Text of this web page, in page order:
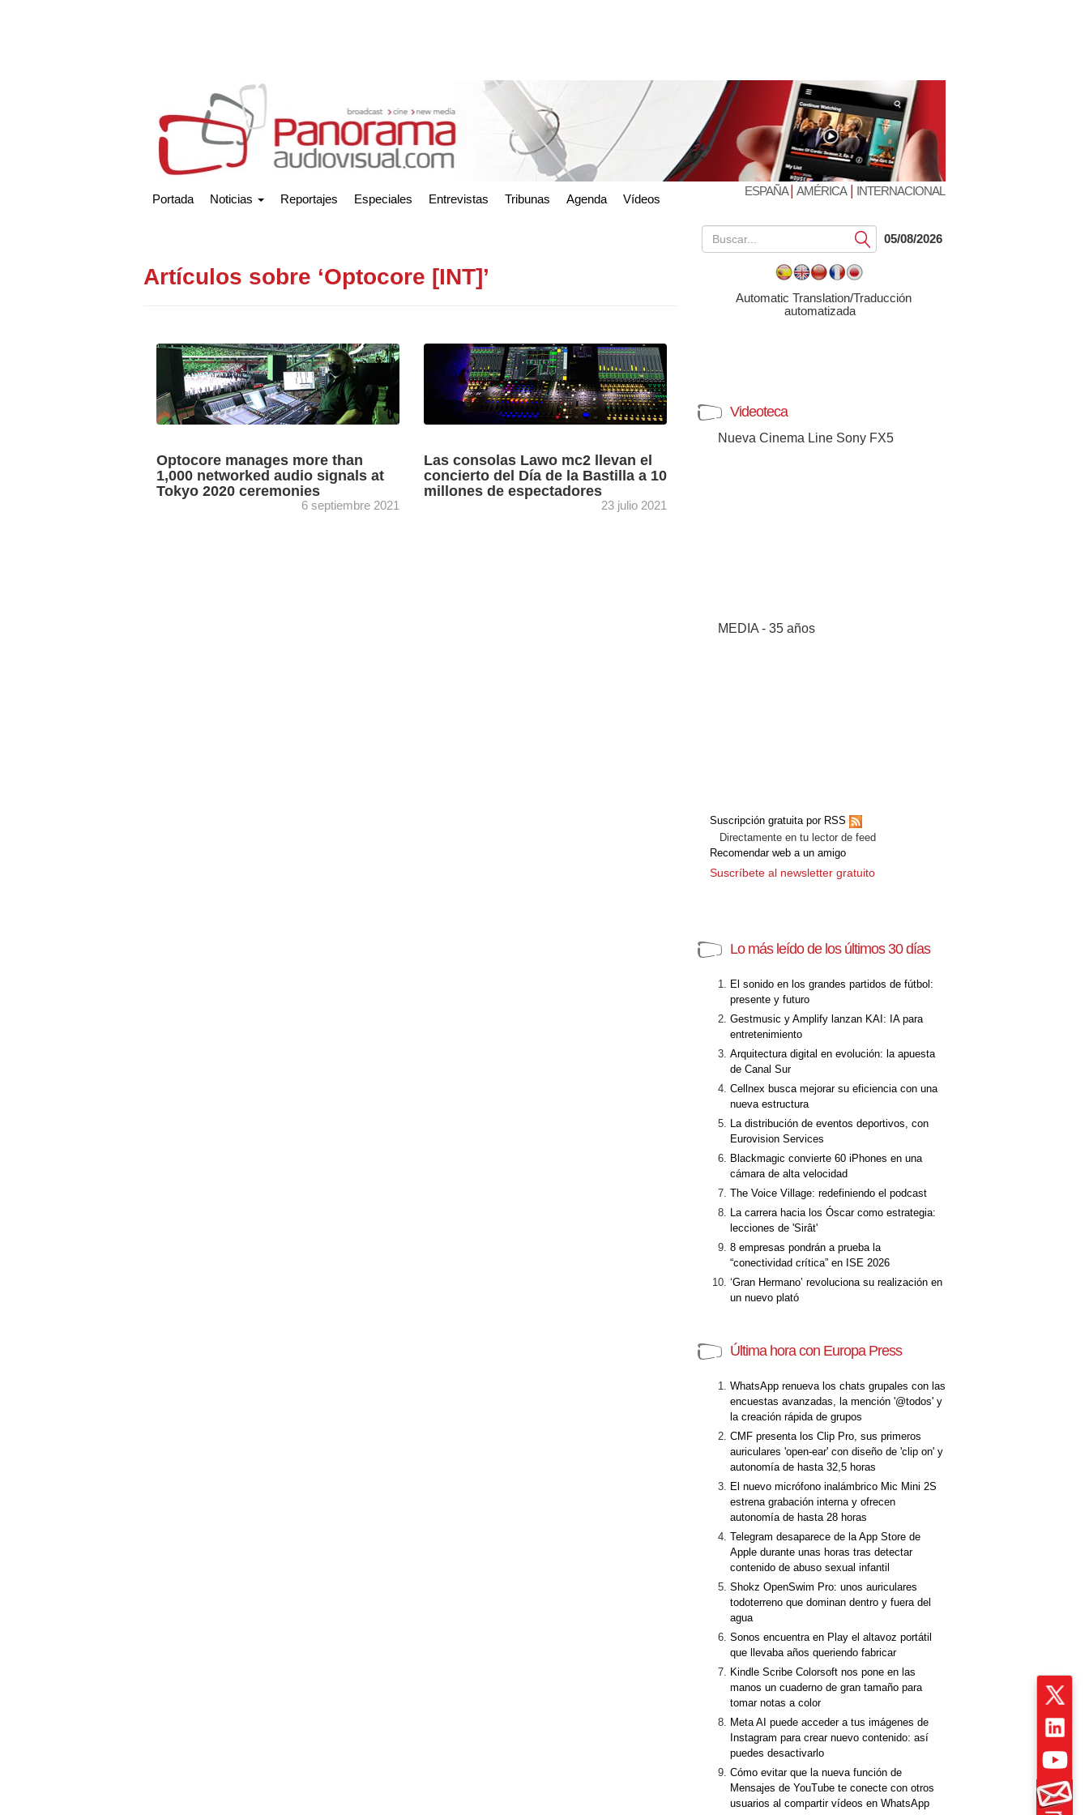
Portada Noticias Reportajes Especiales Entrevistas Tribunas Agenda Vídeos
ESPAÑA| AMÉRICA| INTERNACIONAL
Artículos sobre ‘Optocore [INT]’
Optocore manages more than
1,000 networked audio signals at
Tokyo 2020 ceremonies
6 septiembre 2021
Las consolas Lawo mc2 llevan el
concierto del Día de la Bastilla a 10
millones de espectadores
23 julio 2021
Submit05/08/2026
Automatic Translation/Traducción
automatizada
Videoteca
Nueva Cinema Line Sony FX5
MEDIA - 35 años
Suscripción gratuita por RSS
Directamente en tu lector de feed
Recomendar web a un amigo
Suscríbete al newsletter gratuito
Lo más leído de los últimos 30 días
El sonido en los grandes partidos de fútbol:
presente y futuro
Gestmusic y Amplify lanzan KAI: IA para
entretenimiento
Arquitectura digital en evolución: la apuesta
de Canal Sur
Cellnex busca mejorar su eficiencia con una
nueva estructura
La distribución de eventos deportivos, con
Eurovision Services
Blackmagic convierte 60 iPhones en una
cámara de alta velocidad
The Voice Village: redefiniendo el podcast
La carrera hacia los Óscar como estrategia:
lecciones de 'Sirât'
8 empresas pondrán a prueba la
“conectividad crítica” en ISE 2026
‘Gran Hermano’ revoluciona su realización en
un nuevo plató
Última hora con Europa Press
WhatsApp renueva los chats grupales con las
encuestas avanzadas, la mención '@todos' y
la creación rápida de grupos
CMF presenta los Clip Pro, sus primeros
auriculares 'open-ear' con diseño de 'clip on' y
autonomía de hasta 32,5 horas
El nuevo micrófono inalámbrico Mic Mini 2S
estrena grabación interna y ofrecen
autonomía de hasta 28 horas
Telegram desaparece de la App Store de
Apple durante unas horas tras detectar
contenido de abuso sexual infantil
Shokz OpenSwim Pro: unos auriculares
todoterreno que dominan dentro y fuera del
agua
Sonos encuentra en Play el altavoz portátil
que llevaba años queriendo fabricar
Kindle Scribe Colorsoft nos pone en las
manos un cuaderno de gran tamaño para
tomar notas a color
Meta AI puede acceder a tus imágenes de
Instagram para crear nuevo contenido: así
puedes desactivarlo
Cómo evitar que la nueva función de
Mensajes de YouTube te conecte con otros
usuarios al compartir vídeos en WhatsApp